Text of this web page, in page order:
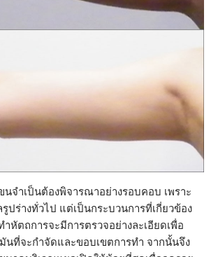
จำเป็นต้องพิจารณาอย่างรอบคอบ เพราะ
ปร่างทั่วไป แต่เป็นกระบวนการที่เกี่ยวข้อง
หัตถการจะมีการตรวจอย่างละเอียดเพื่อ
ที่จะกำจัดและขอบเขตการทำ จากนั้นจึง